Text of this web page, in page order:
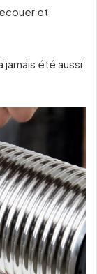
et
été aussi